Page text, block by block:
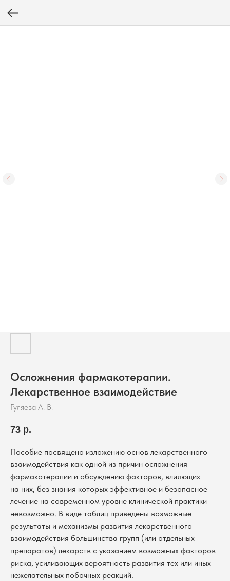
Осложнения фармакотерапии.
Лекарственное взаимодействие
Гуляева А. В.
73 р.
Пособие посвящено изложению основ лекарственного
взаимодействия как одной из причин осложнения
фармакотерапии и обсуждению факторов, влияющих
на них, без знания которых эффективное и безопасное
лечение на современном уровне клинической практики
невозможно. В виде таблиц приведены возможные
результаты и механизмы развития лекарственного
взаимодействия большинства групп (или отдельных
препаратов) лекарств с указанием возможных факторов
риска, усиливающих вероятность развития тех или иных
нежелательных побочных реакций.